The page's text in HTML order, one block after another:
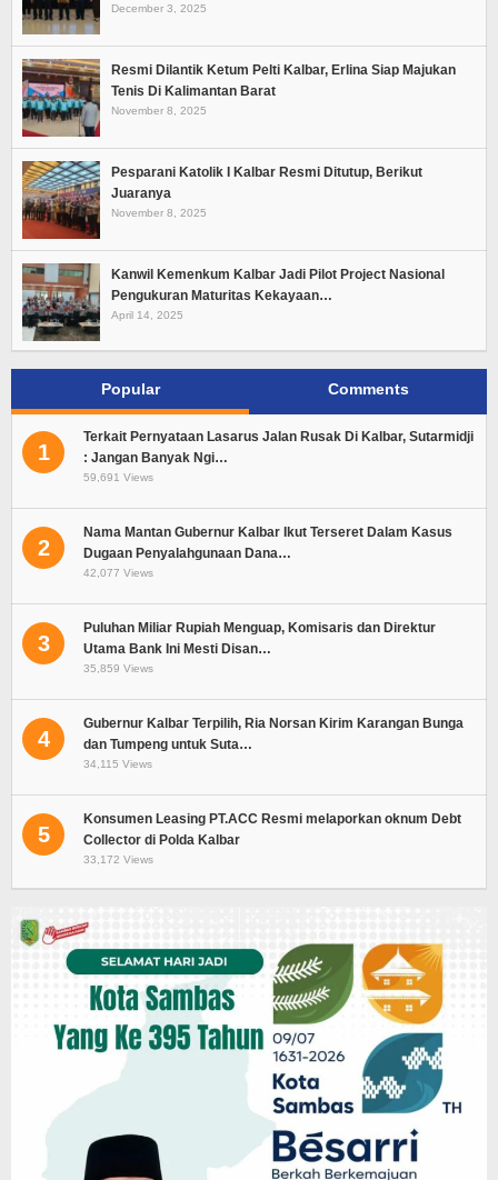
December 3, 2025
Resmi Dilantik Ketum Pelti Kalbar, Erlina Siap Majukan
Tenis Di Kalimantan Barat
November 8, 2025
Pesparani Katolik I Kalbar Resmi Ditutup, Berikut
Juaranya
November 8, 2025
Kanwil Kemenkum Kalbar Jadi Pilot Project Nasional
Pengukuran Maturitas Kekayaan…
April 14, 2025
Popular Comments
1
Terkait Pernyataan Lasarus Jalan Rusak Di Kalbar, Sutarmidji
: Jangan Banyak Ngi…
59,691 Views
2
Nama Mantan Gubernur Kalbar Ikut Terseret Dalam Kasus
Dugaan Penyalahgunaan Dana…
42,077 Views
3
Puluhan Miliar Rupiah Menguap, Komisaris dan Direktur
Utama Bank Ini Mesti Disan…
35,859 Views
4
Gubernur Kalbar Terpilih, Ria Norsan Kirim Karangan Bunga
dan Tumpeng untuk Suta…
34,115 Views
5
Konsumen Leasing PT.ACC Resmi melaporkan oknum Debt
Collector di Polda Kalbar
33,172 Views